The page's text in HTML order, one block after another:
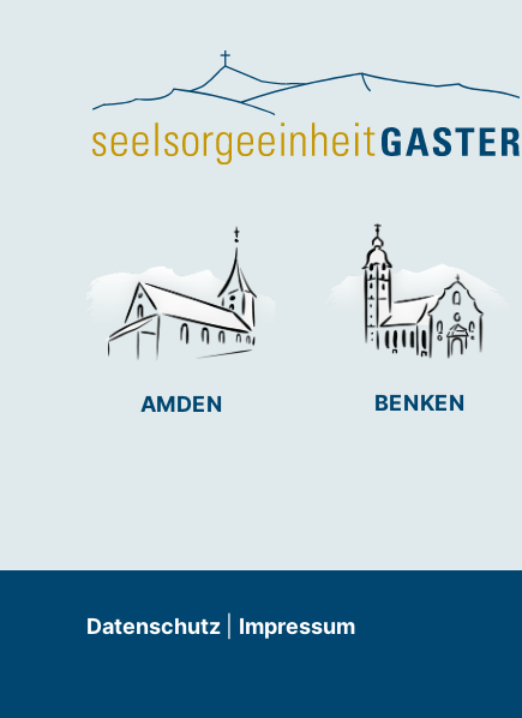
AMDEN BENKEN
Datenschutz Impressum